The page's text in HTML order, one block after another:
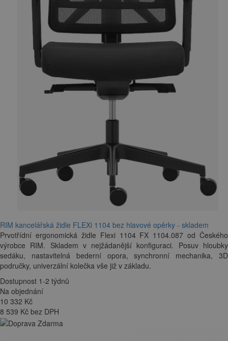
RIM kancelářská židle FLEXi 1104 bez hlavové opěrky - skladem
Prvotřídní ergonomická židle Flexi 1104 FX 1104.087 od Českého
výrobce RIM. Skladem v nejžádanější konfiguraci. Posuv hloubky
sedáku, nastavitelná bederní opora, synchronní mechanika, 3D
područky, univerzální kolečka vše již v základu.
Dostupnost 1-2 týdnů
Na objednání
10 332 Kč
8 539 Kč bez DPH